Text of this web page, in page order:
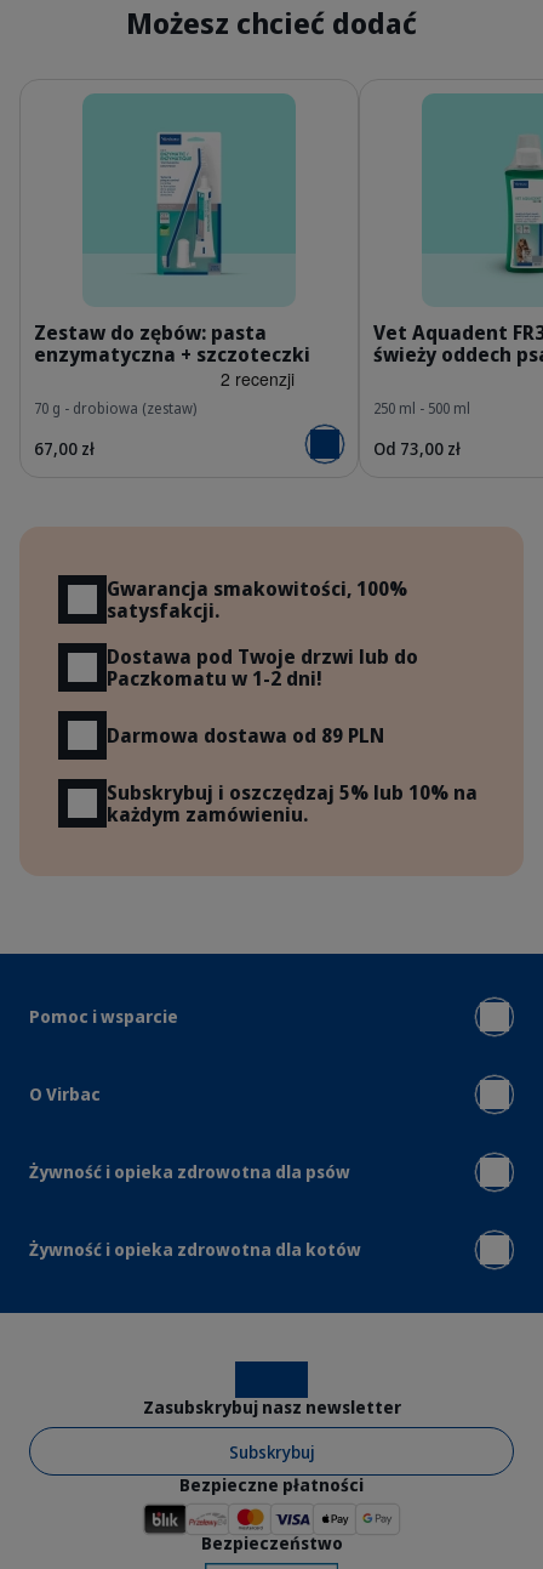
Możesz chcieć dodać
Zestaw do zębów: pasta
enzymatyczna + szczoteczki
70 g - drobiowa (zestaw)
67,00 zł Dodaj do koszyka
Szczegóły
Vet Aquadent
świeży oddech
250 ml - 500 ml
Od 73,00 zł
Szczegóły
Gwarancja smakowitości, 100%
satysfakcji.
Dostawa pod Twoje drzwi lub do
Paczkomatu w 1-2 dni!
Darmowa dostawa od 89 PLN
Subskrybuj i oszczędzaj 5% lub 10% na
każdym zamówieniu.
Pomoc i wsparcie
O Virbac
Żywność i opieka zdrowotna dla psów
Żywność i opieka zdrowotna dla kotów
Zasubskrybuj nasz newsletter
Subskrybuj
Bezpieczne płatności
Bezpieczeństwo